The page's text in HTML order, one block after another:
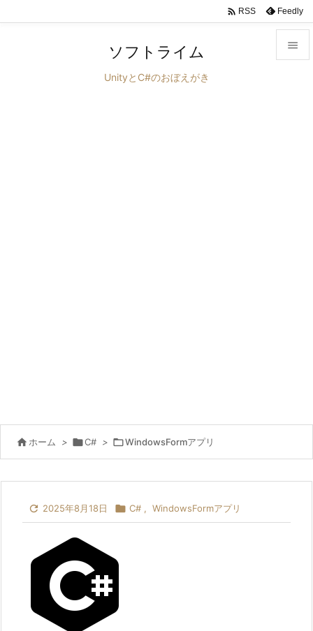

 RSS Feedly
ソフトライム
UnityとC#のおぼえがき
 ホーム > C# > WindowsFormアプリ
 2025年8月18日  C# , WindowsFormアプリ